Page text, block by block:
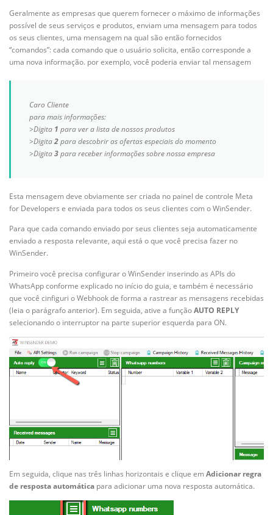
Geralmente as empresas que querem fornecer o máximo de informações
possível de seus serviços e produtos, enviam uma mensagem para todos
os seus clientes, uma mensagem na qual são então fornecidos
“comandos”: cada comando que o usuário solicita, então corresponde a
uma nova informação. por exemplo, você poderia enviar tal mensagem
Caro Cliente
para mais informações:
>Digita 1 para ver a lista de nossos produtos
>Digita2para descobrir as ofertas especiais do momento
>Digita3para receber informações sobre nossa empresa
Esta mensagem deve obviamente ser criada no painel de controle Meta
for Developers e enviada para todos os seus clientes com o WinSender.
Para que cada comando enviado por seus clientes seja automaticamente
enviado a resposta relevante, aqui está o que você precisa fazer no
WinSender.
Primeiro você precisa configurar o WinSender inserindo as APIs do
WhatsApp conforme explicado no início do guia, e também é necessário
que você cinfiguri o Webhook de forma a rastrear as mensagens recebidas
(leia o parágrafo anterior). Em seguida, ative a funçãoAUTO REPLY
selecionando o interruptor na parte superior esquerda para ON.
Em seguida, clique nas três linhas horizontais e clique emAdicionar regra
de resposta automática para adicionar uma nova resposta automática.